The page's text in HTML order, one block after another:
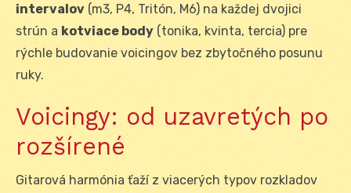
intervalov (m3, P4, Tritón, M6) na každej dvojici
strún a kotviace body (tonika, kvinta, tercia) pre
rýchle budovanie voicingov bez zbytočného posunu
ruky.
Voicingy: od uzavretých po
rozšírené
Gitarová harmónia ťaží z viacerých typov rozkladov